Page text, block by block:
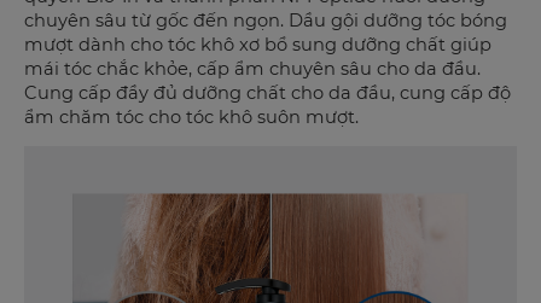
chuyên sâu từ gốc đến ngọn. Dầu gội dưỡng tóc bóng
mượt dành cho tóc khô xơ bổ sung dưỡng chất giúp
mái tóc chắc khỏe, cấp ẩm chuyên sâu cho da đầu.
Cung cấp đầy đủ dưỡng chất cho da đầu, cung cấp độ
ẩm chăm tóc cho tóc khô suôn mượt.